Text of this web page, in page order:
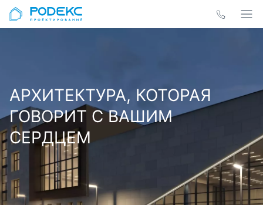
АРХИТЕКТУРА, КОТОРАЯ
ГОВОРИТ С ВАШИМ
СЕРДЦЕМ